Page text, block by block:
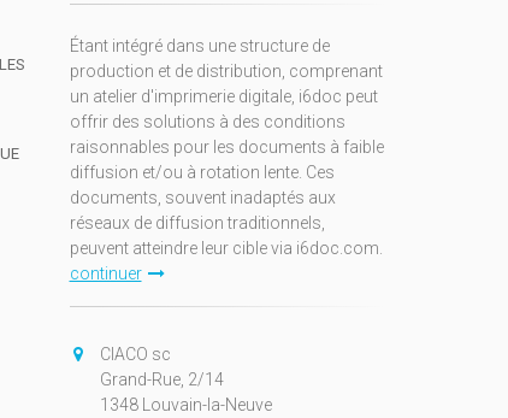
Étant intégré dans une structure de
production et de distribution, comprenant
un atelier d'imprimerie digitale, i6doc peut
offrir des solutions à des conditions
raisonnables pour les documents à faible
diffusion et/ou à rotation lente. Ces
documents, souvent inadaptés aux
réseaux de diffusion traditionnels,
peuvent atteindre leur cible via i6doc.com.
continuer
CIACO sc
Grand-Rue, 2/14
1348 Louvain-la-Neuve